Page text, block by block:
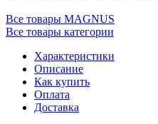
Все товары MAGNUS
Все товары категории
Характеристики
Описание
Как купить
Оплата
Доставка